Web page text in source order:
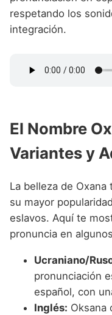
respetando los
integración.
El Nombre
Variantes y
La belleza de
su mayor
eslavos. Aquí te
pronuncia en
Ucraniano/
pronunciación
español, con
Inglés: Oksana